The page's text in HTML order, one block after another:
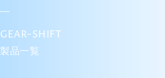
GEAR-SHIFT
製品一覧